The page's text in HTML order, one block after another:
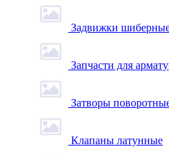
Задвижки
Запчасти для
Затворы
Клапаны латунные